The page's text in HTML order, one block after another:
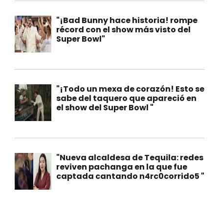
"¡Bad Bunny hace historia! rompe
récord con el show más visto del
Super Bowl"
"¡Todo un mexa de corazón! Esto se
sabe del taquero que apareció en
el show del Super Bowl "
"Nueva alcaldesa de Tequila: redes
reviven pachanga en la que fue
captada cantando n4rc0corrido5 "